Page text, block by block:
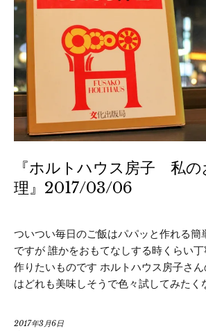
『ホルトハウス房子 私
理』2017/03/06
ついつい毎日のご飯はパパッと作れる簡
ですが 誰かをおもてなしする時くらい
作りたいものです ホルトハウス房子さ
はどれも美味しそうで色々試してみたく
2017年3月6日